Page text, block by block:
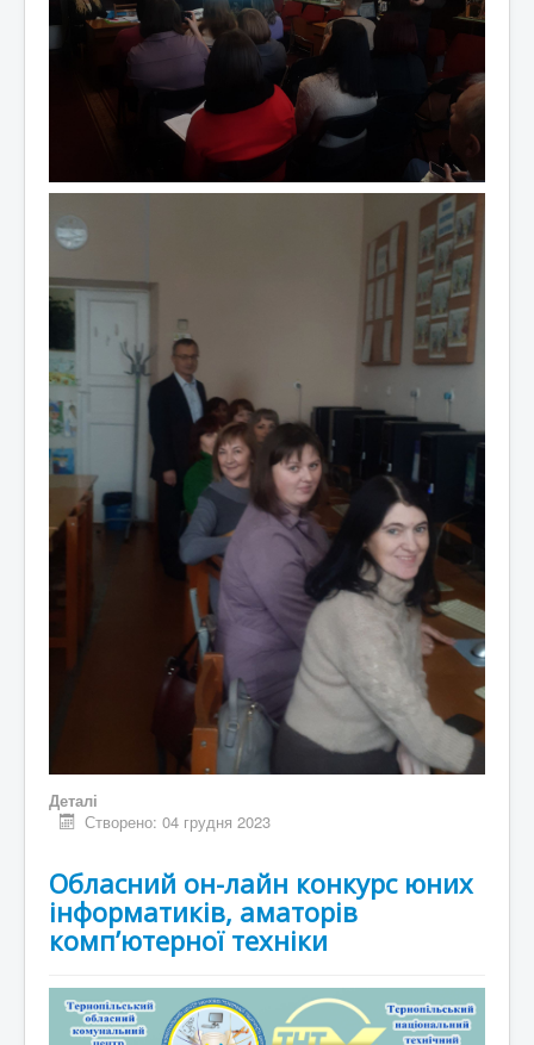
Деталі
Створено: 04 грудня 2023
Обласний он-лайн конкурс юних
інформатиків, аматорів
комп’ютерної техніки